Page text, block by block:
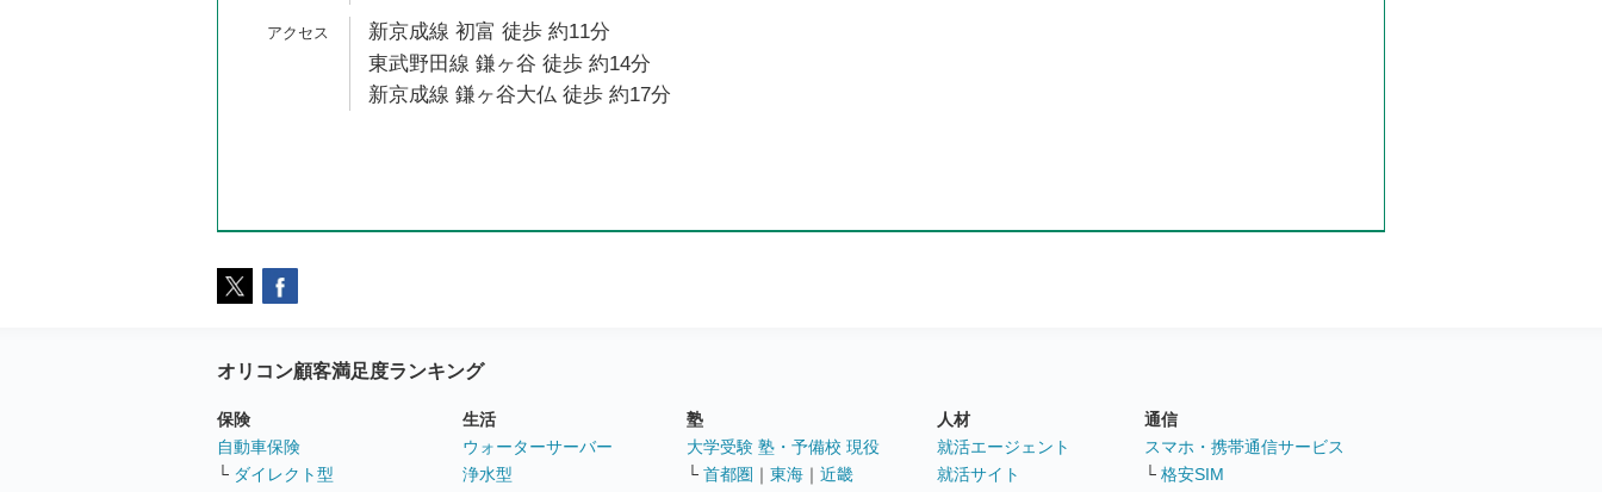
新京成線 初富 徒歩 約11分
東武野田線 鎌ヶ谷 徒歩 約14分
新京成線 鎌ヶ谷大仏 徒歩 約17分
オリコン顧客満足度ランキング
保険
自動車保険
└ ダイレクト型
生活
ウォーターサーバー
浄水型
塾
大学受験 塾・予備校 現役
└ 首都圏 ｜ 東海 ｜ 近畿
人材
就活エージェント
就活サイト
通信
スマホ・携帯通信サービス
└ 格安SIM